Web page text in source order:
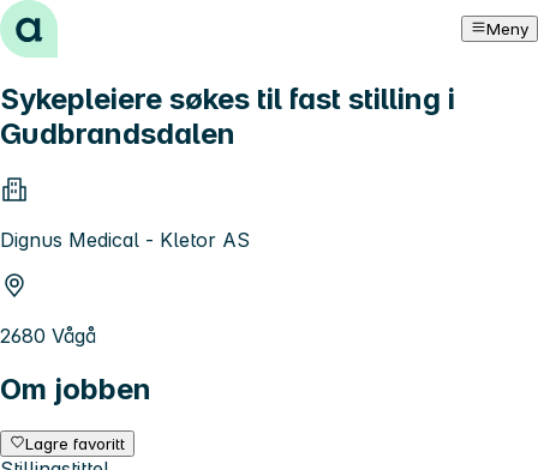
Hopp til innhold Meny
Sykepleiere søkes til fast stilling i
Gudbrandsdalen
Dignus Medical - Kletor AS
2680 Vågå
Om jobben
Lagre favoritt